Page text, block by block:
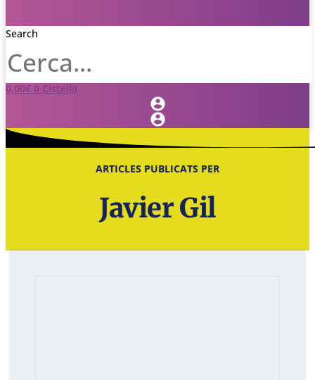
Search
0,00€ 0 Cistella
ARTICLES PUBLICATS PER
Javier Gil